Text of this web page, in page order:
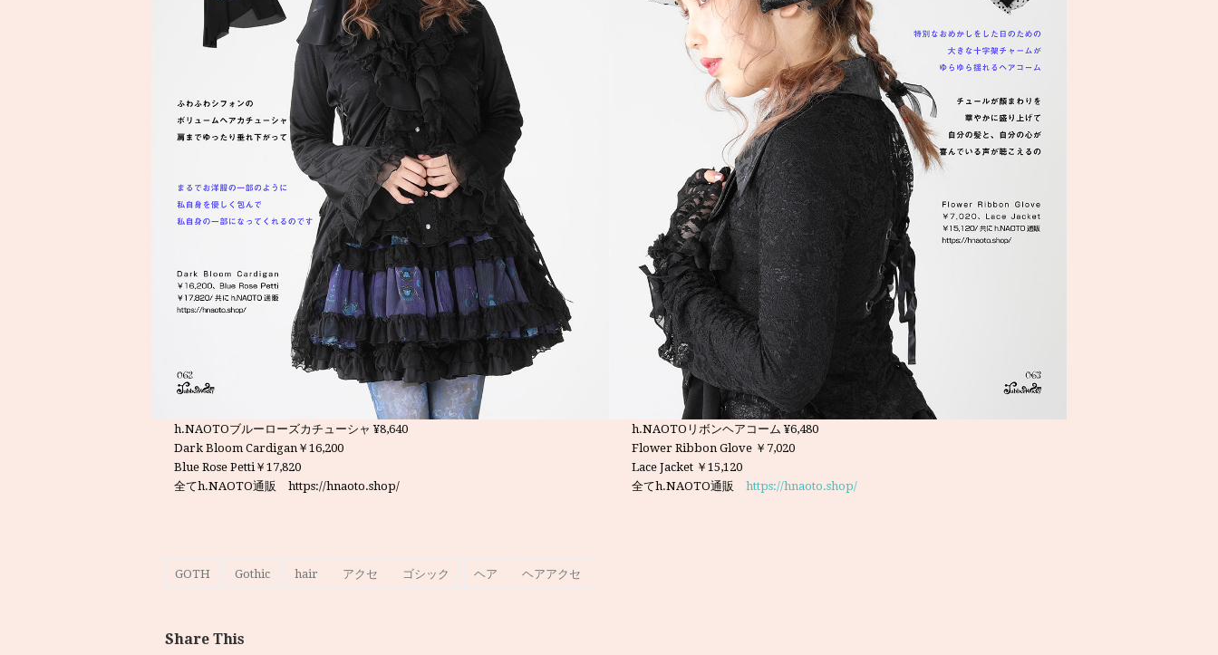
h.NAOTOブルーローズカチューシャ ¥8,640
Dark Bloom Cardigan￥16,200
Blue Rose Petti￥17,820
全てh.NAOTO通販 https://hnaoto.shop/
h.NAOTOリボンヘアコーム ¥6,480
Flower Ribbon Glove ￥7,020
Lace Jacket ￥15,120
全てh.NAOTO通販https://hnaoto.shop/
GOTH Gothic hair アクセ ゴシック ヘア ヘアアクセ
Share This